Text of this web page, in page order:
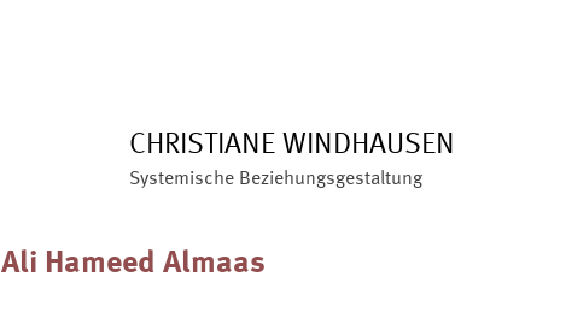
CHRISTIANE WINDHAUSEN
Systemische Beziehungsgestaltung
Ali Hameed Almaas